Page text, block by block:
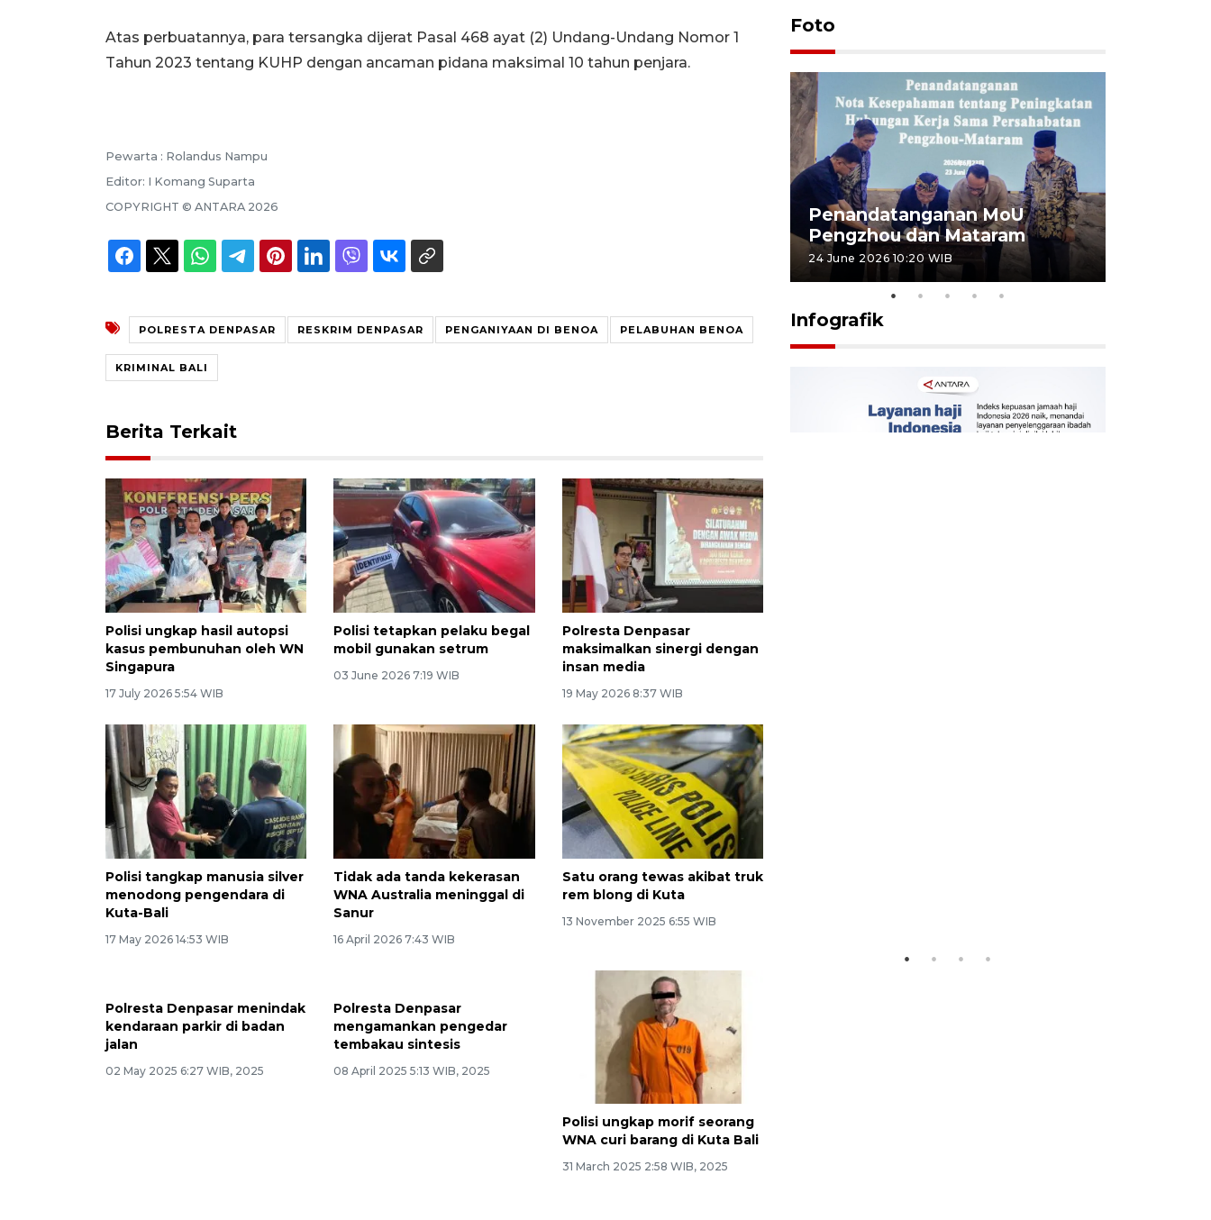
Atas perbuatannya, para tersangka dijerat Pasal 468 ayat (2) Undang-Undang Nomor 1
Tahun 2023 tentang KUHP dengan ancaman pidana maksimal 10 tahun penjara.
Pewarta : Rolandus Nampu
Editor: I Komang Suparta
COPYRIGHT © ANTARA 2026
POLRESTA DENPASAR RESKRIM DENPASAR PENGANIYAAN DI BENOA PELABUHAN BENOA
KRIMINAL BALI
Berita Terkait
Polisi ungkap hasil autopsi
kasus pembunuhan oleh WN
Singapura
17 July 2026 5:54 WIB
Polisi tetapkan pelaku begal
mobil gunakan setrum
03 June 2026 7:19 WIB
Polresta Denpasar
maksimalkan sinergi dengan
insan media
19 May 2026 8:37 WIB
Polisi tangkap manusia silver
menodong pengendara di
Kuta-Bali
17 May 2026 14:53 WIB
Tidak ada tanda kekerasan
WNA Australia meninggal di
Sanur
16 April 2026 7:43 WIB
Satu orang tewas akibat truk
rem blong di Kuta
13 November 2025 6:55 WIB
Polresta Denpasar menindak
kendaraan parkir di badan
jalan
02 May 2025 6:27 WIB, 2025
Polresta Denpasar
mengamankan pengedar
tembakau sintesis
08 April 2025 5:13 WIB, 2025
Polisi ungkap morif seorang
WNA curi barang di Kuta Bali
31 March 2025 2:58 WIB, 2025
Foto
Penandatanganan MoU
Pengzhou dan Mataram
24 June 2026 10:20 WIB
Infografik
160 ribu sambungan baru
jaringan gas 2026